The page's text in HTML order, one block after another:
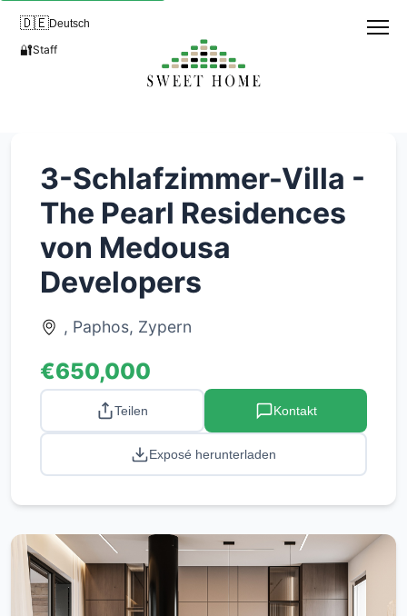
🇩🇪Deutsch
🔐Staff
3-Schlafzimmer-Villa -
The Pearl Residences
von Medousa
Developers
, Paphos, Zypern
€650,000
Teilen Kontakt
Exposé herunterladen